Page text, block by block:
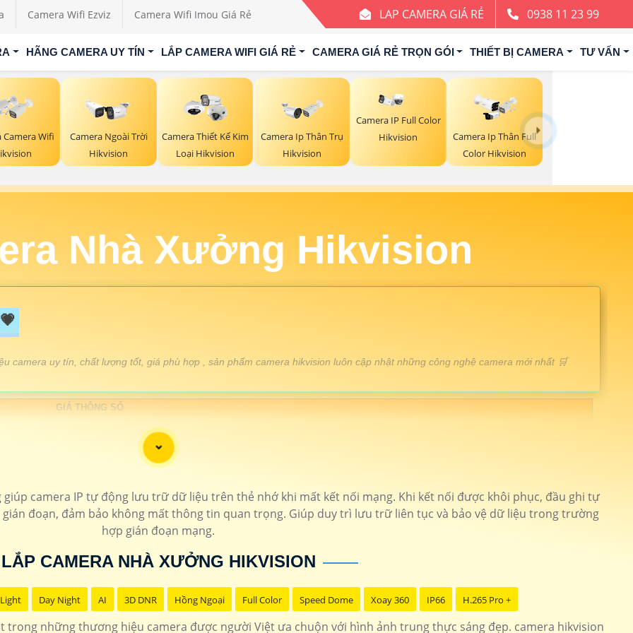
Camera Wifi Ezviz Camera Wifi Imou Giá Rẻ LAP CAMERA GIÁ RẺ 0938 11 23 99
HÃNG CAMERA UY TÍN LẮP CAMERA WIFI GIÁ RẺ CAMERA GIÁ RẺ TRỌN GÓI THIẾT BỊ CAMERA TƯ VẤN
Camera Wifi
Camera Ngoài Trời
Hikvision
Camera Thiết Kế Kim
Loại Hikvision
Camera Ip Thân Trụ
Hikvision
Camera IP Full Color
Hikvision
Camera Ip Thân Full
Color Hikvision
Nhà Xưởng Hikvision
camera uy tín, chất lượng tốt, giá phù hợp , sản phẩm camera hikvision luôn cập nhật những công nghệ camera mới nhất 🛒
GIÁ THÔNG SỐ
160.000 VNĐCamera xoay 360 zoom xa chống mưa nắng Độ phân giải FULL HD
150.000 VNĐ
110.000 VNĐ camera có màu ban đêm chất lượng cao DS-2CE70DF3T-MF
🔖150.000 VNĐĐộ phân giải full hd 1080P Up trần tinh tếDS-2CD2543G2-IWS
Lựa chọn lắp camera hikvision chất lượng theo chức năng
camera IP tự động lưu trữ dữ liệu trên thẻ nhớ khi mất kết nối mạng. Khi kết nối được khôi phục, đầu ghi tự
đoạn, đảm bảo không mất thông tin quan trọng. Giúp duy trì lưu trữ liên tục và bảo vệ dữ liệu trong trường
hợp gián đoạn mạng.
LẮP CAMERA NHÀ XƯỞNG HIKVISION
Day Night AI 3D DNR Hồng Ngoại Full Color Speed Dome Xoay 360 IP66 H.265 Pro +
trong những thương hiệu camera được người Việt ưa chuộn với hình ảnh trung thực sáng đẹp. camera hikvision